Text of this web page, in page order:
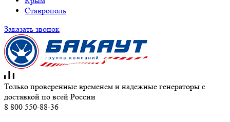
Ставрополь
Заказать звонок
Только проверенные временем и надежные генераторы с
доставкой по всей России
8 800 550-88-36